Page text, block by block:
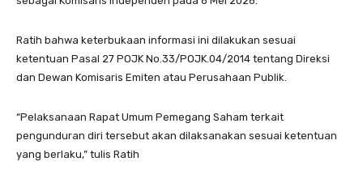
Ratih bahwa keterbukaan informasi ini dilakukan sesuai
ketentuan Pasal 27 POJK No.33/POJK.04/2014 tentang Direksi
dan Dewan Komisaris Emiten atau Perusahaan Publik.
“Pelaksanaan Rapat Umum Pemegang Saham terkait
pengunduran diri tersebut akan dilaksanakan sesuai ketentuan
yang berlaku,” tulis Ratih